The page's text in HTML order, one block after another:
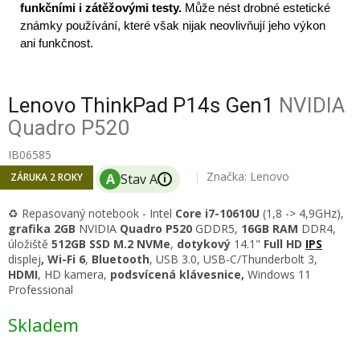
funkčními i zátěžovými testy. Může nést drobné estetické
známky používání, které však nijak neovlivňují jeho výkon
ani funkčnost.
Lenovo ThinkPad P14s Gen1 NVIDIA
Quadro P520
IB06585
ZÁRUKA 2 ROKY i Značka: Lenovo
♻️ Repasovaný notebook - Intel Core i7-10610U (1,8 -> 4,9GHz),
grafika 2GB NVIDIA Quadro P520 GDDR5, 16GB RAM DDR4,
úložiště 512GB SSD M.2 NVMe, dotykový 14.1" Full HD IPS
displej, Wi-Fi 6, Bluetooth, USB 3.0, USB-C/Thunderbolt 3,
HDMI, HD kamera, podsvícená klávesnice, Windows 11
Professional
Skladem